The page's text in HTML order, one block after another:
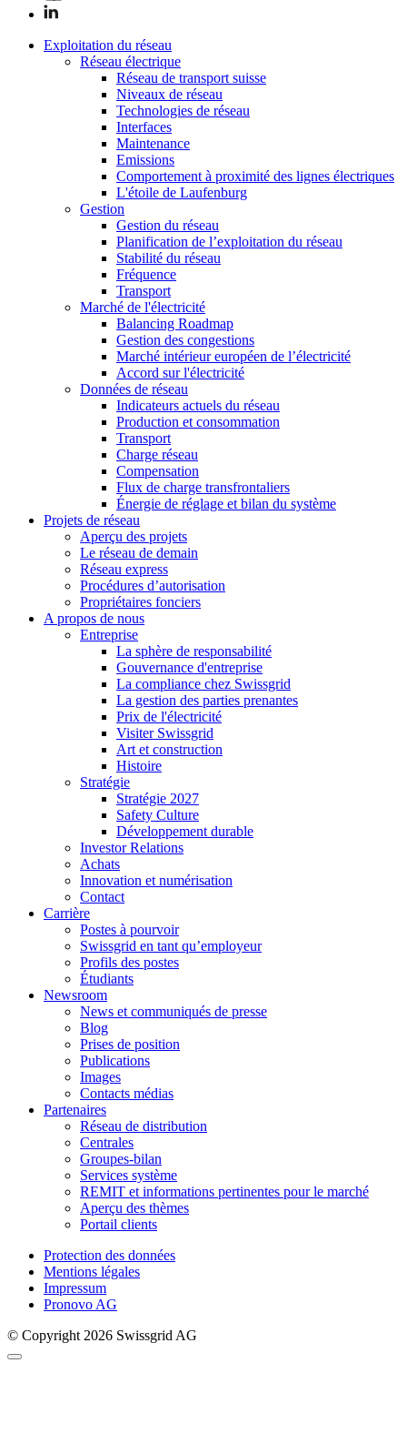
Exploitation du réseau
Réseau électrique
Réseau de transport suisse
Niveaux de réseau
Technologies de réseau
Interfaces
Maintenance
Emissions
Comportement à proximité des lignes électriques
L'étoile de Laufenburg
Gestion
Gestion du réseau
Planification de l’exploitation du réseau
Stabilité du réseau
Fréquence
Transport
Marché de l'électricité
Balancing Roadmap
Gestion des congestions
Marché intérieur européen de l’électricité
Accord sur l'électricité
Données de réseau
Indicateurs actuels du réseau
Production et consommation
Transport
Charge réseau
Compensation
Flux de charge transfrontaliers
Énergie de réglage et bilan du système
Projets de réseau
Aperçu des projets
Le réseau de demain
Réseau express
Procédures d’autorisation
Propriétaires fonciers
A propos de nous
Entreprise
La sphère de responsabilité
Gouvernance d'entreprise
La compliance chez Swissgrid
La gestion des parties prenantes
Prix de l'électricité
Visiter Swissgrid
Art et construction
Histoire
Stratégie
Stratégie 2027
Safety Culture
Développement durable
Investor Relations
Achats
Innovation et numérisation
Contact
Carrière
Postes à pourvoir
Swissgrid en tant qu’employeur
Profils des postes
Étudiants
Newsroom
News et communiqués de presse
Blog
Prises de position
Publications
Images
Contacts médias
Partenaires
Réseau de distribution
Centrales
Groupes-bilan
Services système
REMIT et informations pertinentes pour le marché
Aperçu des thèmes
Portail clients
Protection des données
Mentions légales
Impressum
Pronovo AG
© Copyright 2026 Swissgrid AG